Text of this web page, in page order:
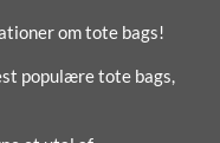
om tote bags!
populære tote bags,